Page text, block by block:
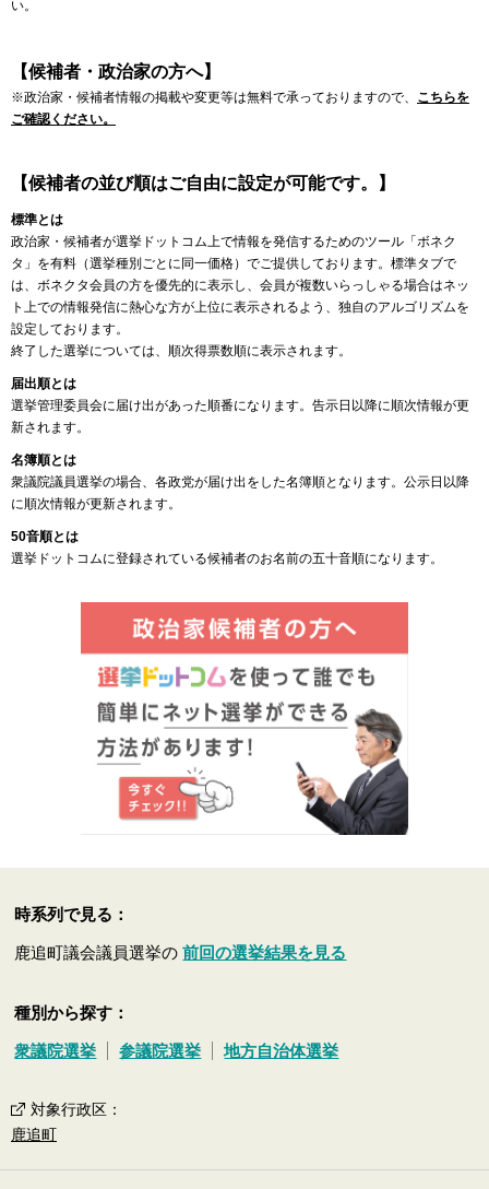
い。
【候補者・政治家の方へ】
※政治家・候補者情報の掲載や変更等は無料で承っておりますので、 こちらを
ご確認ください。
【候補者の並び順はご自由に設定が可能です。】
標準とは
政治家・候補者が選挙ドットコム上で情報を発信するためのツール「ボネク
タ」を有料（選挙種別ごとに同一価格）でご提供しております。標準タブで
は、ボネクタ会員の方を優先的に表示し、会員が複数いらっしゃる場合はネッ
ト上での情報発信に熱心な方が上位に表示されるよう、独自のアルゴリズムを
設定しております。
終了した選挙については、順次得票数順に表示されます。
届出順とは
選挙管理委員会に届け出があった順番になります。告示日以降に順次情報が更
新されます。
名簿順とは
衆議院議員選挙の場合、各政党が届け出をした名簿順となります。公示日以降
に順次情報が更新されます。
50音順とは
選挙ドットコムに登録されている候補者のお名前の五十音順になります。
時系列で見る：
鹿追町議会議員選挙の前回の選挙結果を見る
種別から探す：
衆議院選挙 参議院選挙 地方自治体選挙
対象行政区 ：
鹿追町